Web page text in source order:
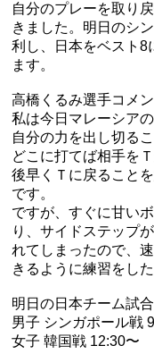
自分のプレーを取り
きました。明日のシ
利し、日本をベスト8
ます。
高橋くるみ選手コメン
私は今日マレーシア
自分の力を出し切る
どこに打てば相手を
後早くＴに戻ること
です。
ですが、すぐに甘い
り、サイドステップ
れてしまったので、
きるように練習をし
明日の日本チーム試合
男子 シンガポール戦
女子 韓国戦 12:30〜